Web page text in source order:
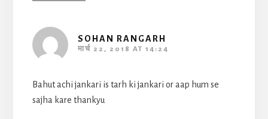
SOHAN RANGARH
मार्च 22, 2018 AT 14:24
Bahut achi jankari is tarh ki jankari or aap hum se
sajha kare thankyu